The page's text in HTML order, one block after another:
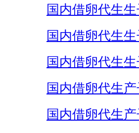
国内借卵代生
国内借卵代生
国内借卵代生
国内借卵代生
国内借卵代生